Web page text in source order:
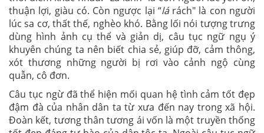
thuận lợi, giàu có. Còn ngược lại “lá rách" là con người
lúc sa cơ, thất thế, nghèo khó. Bằng lối nói tượng trưng
dùng hình ảnh cụ thể và giản dị, câu tục ngữ ngụ ý
khuyên chúng ta nên biết chia sẻ, giúp đỡ, cảm thông,
xót thương những người bị rơi vào cảnh ngộ cùng
quẫn, cô đơn.
Câu tục ngừ đã thể hiện mối quan hệ tình cảm tốt đẹp
đậm đà của nhân dân ta từ xưa đến nay trong xã hội.
Đoàn kết, tương thân tương ái vốn là một truyền thống